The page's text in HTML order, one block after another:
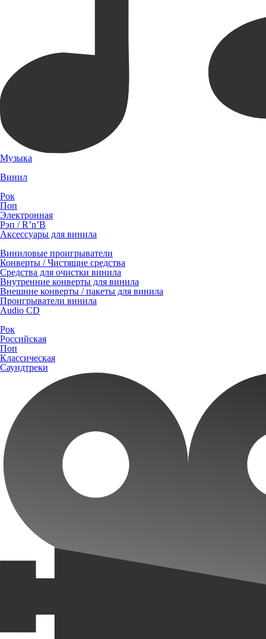
Музыка
Винил
Рок
Поп
Электронная
Рэп / R’n’B
Аксессуары для винила
Виниловые проигрыватели
Конверты / Чистящие средства
Средства для очистки винила
Внутренние конверты для винила
Внешние конверты / пакеты для винила
Проигрыватели винила
Audio CD
Рок
Российская
Поп
Классическая
Саундтреки